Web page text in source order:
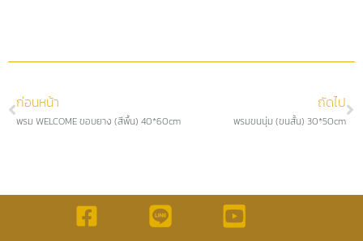
ก่อนหน้า
พรม WELCOME ขอบยาง (สีพื้น) 40*60cm
ถัดไป
พรมขนนุ่ม (ขนสั้น) 30*50cm